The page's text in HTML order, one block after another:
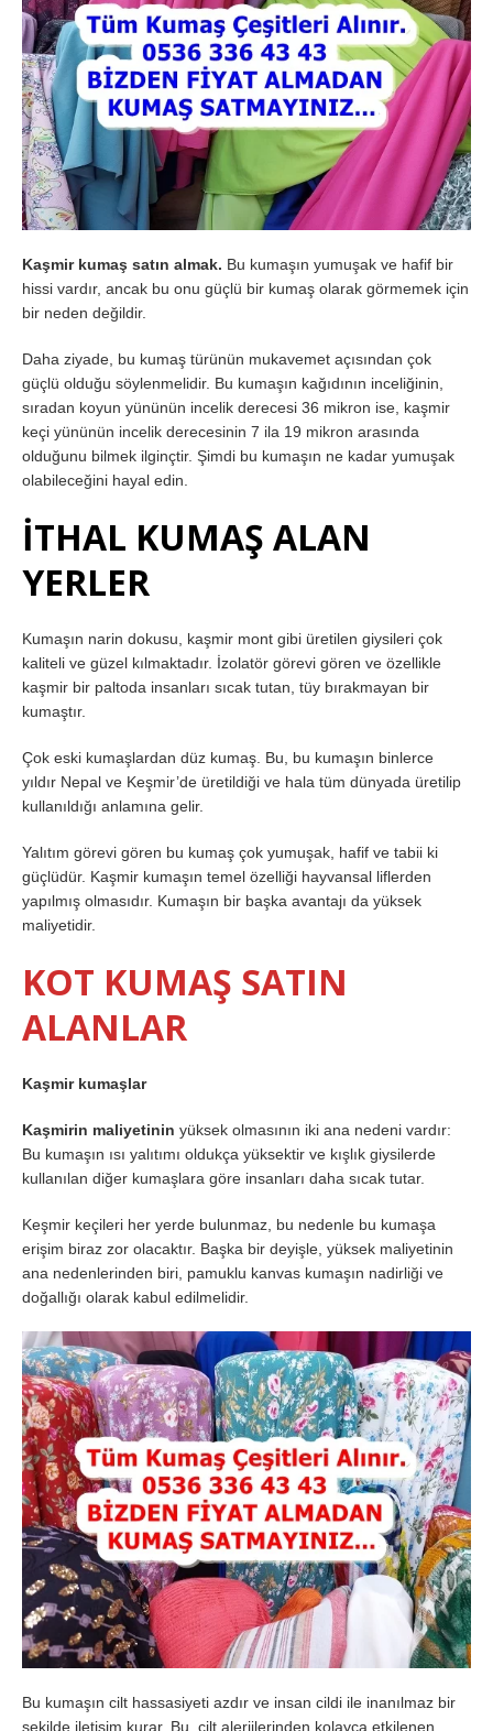
Kaşmir kumaş satın almak. Bu kumaşın yumuşak ve hafif bir
hissi vardır, ancak bu onu güçlü bir kumaş olarak görmemek için
bir neden değildir.
Daha ziyade, bu kumaş türünün mukavemet açısından çok
güçlü olduğu söylenmelidir. Bu kumaşın kağıdının inceliğinin,
sıradan koyun yününün incelik derecesi 36 mikron ise, kaşmir
keçi yününün incelik derecesinin 7 ila 19 mikron arasında
olduğunu bilmek ilginçtir. Şimdi bu kumaşın ne kadar yumuşak
olabileceğini hayal edin.
İTHAL KUMAŞ ALAN
YERLER
Kumaşın narin dokusu, kaşmir mont gibi üretilen giysileri çok
kaliteli ve güzel kılmaktadır. İzolatör görevi gören ve özellikle
kaşmir bir paltoda insanları sıcak tutan, tüy bırakmayan bir
kumaştır.
Çok eski kumaşlardan düz kumaş. Bu, bu kumaşın binlerce
yıldır Nepal ve Keşmir’de üretildiği ve hala tüm dünyada üretilip
kullanıldığı anlamına gelir.
Yalıtım görevi gören bu kumaş çok yumuşak, hafif ve tabii ki
güçlüdür. Kaşmir kumaşın temel özelliği hayvansal liflerden
yapılmış olmasıdır. Kumaşın bir başka avantajı da yüksek
maliyetidir.
KOT KUMAŞ SATIN
ALANLAR
Kaşmir kumaşlar
Kaşmirin maliyetinin yüksek olmasının iki ana nedeni vardır:
Bu kumaşın ısı yalıtımı oldukça yüksektir ve kışlık giysilerde
kullanılan diğer kumaşlara göre insanları daha sıcak tutar.
Keşmir keçileri her yerde bulunmaz, bu nedenle bu kumaşa
erişim biraz zor olacaktır. Başka bir deyişle, yüksek maliyetinin
ana nedenlerinden biri, pamuklu kanvas kumaşın nadirliği ve
doğallığı olarak kabul edilmelidir.
Bu kumaşın cilt hassasiyeti azdır ve insan cildi ile inanılmaz bir
şekilde iletişim kurar. Bu, cilt alerjilerinden kolayca etkilenen